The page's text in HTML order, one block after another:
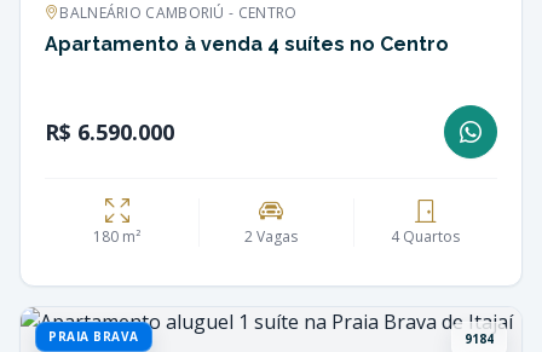
BALNEÁRIO CAMBORIÚ - CENTRO
Apartamento à venda 4 suítes no Centro
R$ 6.590.000
180 m² 2 Vagas 4 Quartos
PRAIA BRAVA 9184